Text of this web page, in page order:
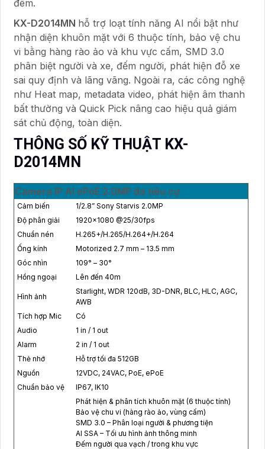
đêm.
KX-D2014MN hỗ trợ loạt tính năng AI nổi bật như
nhận diện khuôn mặt với 6 thuộc tính, bảo vệ chu
vi bằng hàng rào ảo và khu vực cấm, SMD 3.0
phân biệt người và xe, đếm người, phát hiện đỗ xe
sai quy định và lãng vãng. Ngoài ra, các công nghệ
như Heat map, metadata video, phát hiện âm thanh
bất thường và Quick Pick nâng cao hiệu quả giám
sát chủ động, toàn diện.
THÔNG SỐ KỸ THUẬT KX-
D2014MN
Camera IP AI ePoE 2.0MP đa tiêu cự
Cảm biến
1/2.8” Sony Starvis 2.0MP
Độ phân giải
1920x1080 @25/30fps
Chuẩn nén
H.265+/H.265/H.264+/H.264
Ống kính
Motorized 2.7 mm – 13.5 mm
Góc nhìn
109° – 30°
Hồng ngoại
Lên đến 40m
Hình ảnh
Starlight, WDR 120dB, 3D-DNR, BLC, HLC, AGC,
AWB
Tích hợp Mic
Có
Audio
1 in / 1 out
Alarm
2 in / 1 out
Thẻ nhớ
Hỗ trợ tối đa 512GB
Nguồn
12VDC, 24VAC, PoE, ePoE
Chuẩn bảo vệ
IP67, IK10
Phát hiện & phân tích khuôn mặt (6 thuộc tính)
Bảo vệ chu vi (hàng rào ảo, vùng cấm)
SMD 3.0 – Phân loại người & phương tiện
AI SSA – Tối ưu hình ảnh thông minh
Đếm người qua vạch / trong khu vực